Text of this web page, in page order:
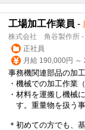
工場加工作業員 -
株式会社 角谷製作所 -
正社員
月給 190,000円 ～
事務機関連部品の加
・機械での加工作業（
・材料を運搬し機械
す。重量物を扱う事
＊初めての方でも、